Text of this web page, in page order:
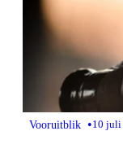
Vooruitblik •10 juli